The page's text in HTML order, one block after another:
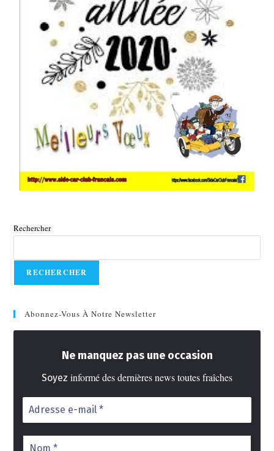
Rechercher
RECHERCHER
Abonnez-Vous À Notre Newsletter
Ne manquez pas une occasion
Soyez informé des dernières news toutes fraîches